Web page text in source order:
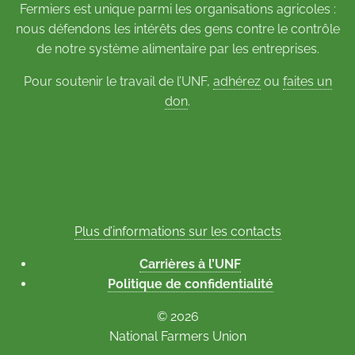
Fermiers est unique parmi les organisations agricoles :
nous défendons les intérêts des gens contre le contrôle
de notre système alimentaire par les entreprises.
Pour soutenir le travail de l’UNF, adhérezou faites un
don.
Plus d’informations sur les contacts
Carrières à l’UNF
Politique de confidentialité
© 2026
National Farmers Union